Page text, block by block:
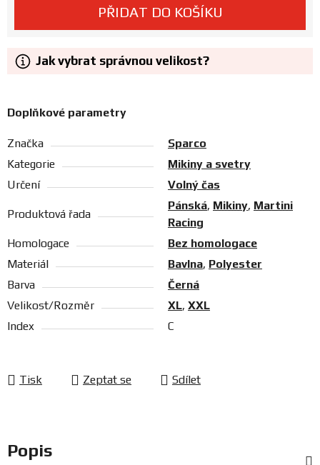
PŘIDAT DO KOŠÍKU
Jak vybrat správnou velikost?
Doplňkové parametry
Značka
Sparco
Kategorie
Mikiny a svetry
Určení
Volný čas
Produktová řada
Pánská, Mikiny, Martini
Racing
Homologace
Bez homologace
Materiál
Bavlna, Polyester
Barva
Černá
Velikost/Rozměr
XL, XXL
Index
C
Tisk Zeptat se Sdílet
Popis